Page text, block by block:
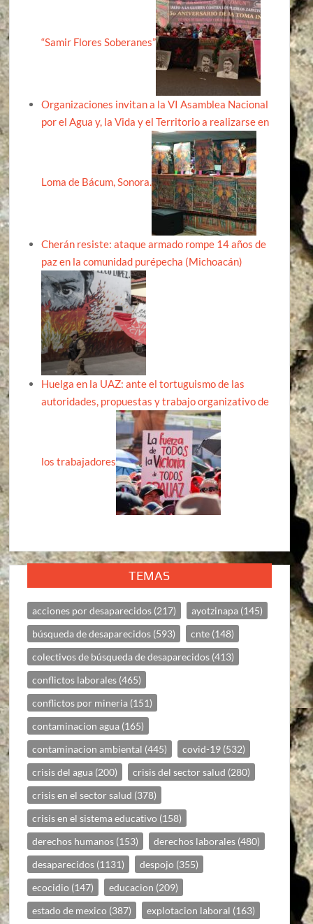
“Samir Flores Soberanes”
Organizaciones invitan a la VI Asamblea Nacional
por el Agua y, la Vida y el Territorio a realizarse en
Loma de Bácum, Sonora.
Cherán resiste: ataque armado rompe 14 años de
paz en la comunidad purépecha (Michoacán)
Huelga en la UAZ: ante el tortuguismo de las
autoridades, propuestas y trabajo organizativo de
los trabajadores
TEMAS
acciones por desaparecidos (217) ayotzinapa (145)
búsqueda de desaparecidos (593) cnte (148)
colectivos de búsqueda de desaparecidos (413)
conflictos laborales (465)
conflictos por mineria (151)
contaminacion agua (165)
contaminacion ambiental (445) covid-19 (532)
crisis del agua (200) crisis del sector salud (280)
crisis en el sector salud (378)
crisis en el sistema educativo (158)
derechos humanos (153) derechos laborales (480)
desaparecidos (1131) despojo (355)
ecocidio (147) educacion (209)
estado de mexico (387) explotacion laboral (163)